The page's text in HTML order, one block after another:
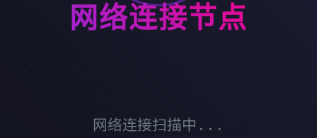
网络连接节点
网络连接扫描中...